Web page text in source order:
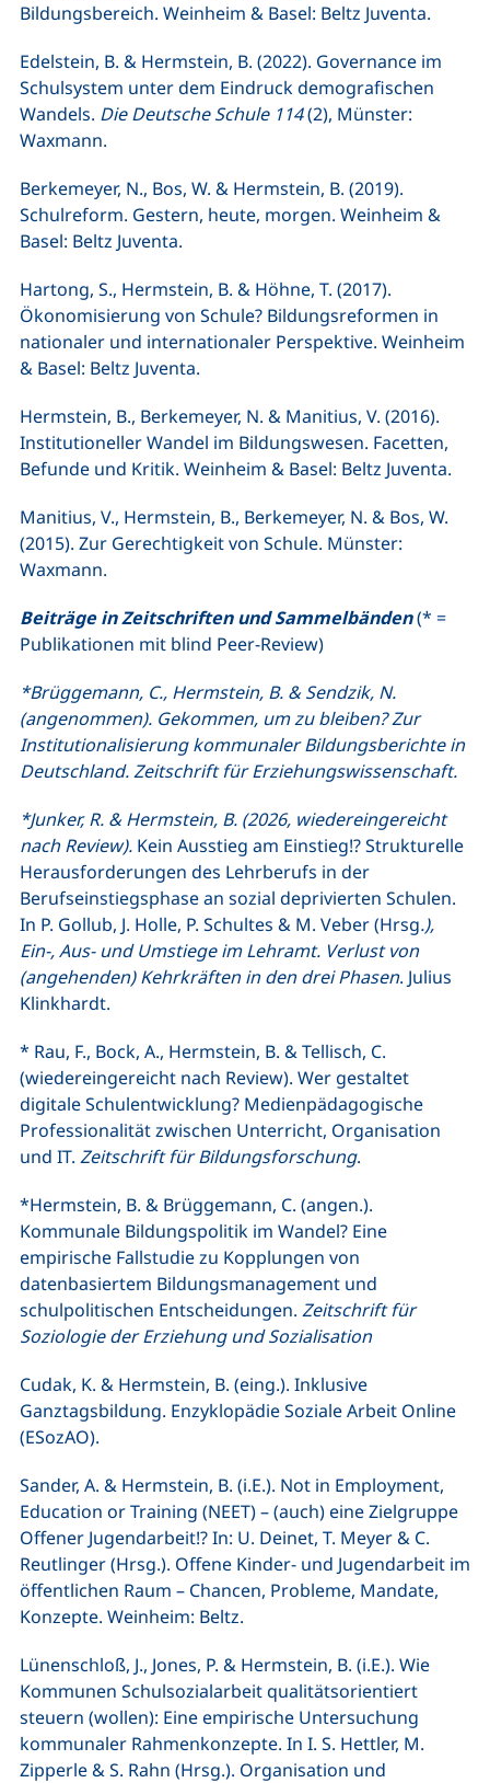
Bildungsbereich. Weinheim & Basel: Beltz Juventa.
Edelstein, B. & Hermstein, B. (2022). Governance im
Schulsystem unter dem Eindruck demografischen
Wandels. Die Deutsche Schule 114(2), Münster:
Waxmann.
Berkemeyer, N., Bos, W. & Hermstein, B. (2019).
Schulreform. Gestern, heute, morgen. Weinheim &
Basel: Beltz Juventa.
Hartong, S., Hermstein, B. & Höhne, T. (2017).
Ökonomisierung von Schule? Bildungsreformen in
nationaler und internationaler Perspektive. Weinheim
& Basel: Beltz Juventa.
Hermstein, B., Berkemeyer, N. & Manitius, V. (2016).
Institutioneller Wandel im Bildungswesen. Facetten,
Befunde und Kritik. Weinheim & Basel: Beltz Juventa.
Manitius, V., Hermstein, B., Berkemeyer, N. & Bos, W.
(2015). Zur Gerechtigkeit von Schule. Münster:
Waxmann.
Beiträge in Zeitschriften und Sammelbänden(* =
Publikationen mit blind Peer-Review)
*Brüggemann, C., Hermstein, B. & Sendzik, N.
(angenommen). Gekommen, um zu bleiben? Zur
Institutionalisierung kommunaler Bildungsberichte in
Deutschland. Zeitschrift für Erziehungswissenschaft.
*Junker, R. & Hermstein, B. (2026, wiedereingereicht
nach Review). Kein Ausstieg am Einstieg!? Strukturelle
Herausforderungen des Lehrberufs in der
Berufseinstiegsphase an sozial deprivierten Schulen.
In P. Gollub, J. Holle, P. Schultes & M. Veber (Hrsg.),
Ein-, Aus- und Umstiege im Lehramt. Verlust von
(angehenden) Kehrkräften in den drei Phasen. Julius
Klinkhardt.
* Rau, F., Bock, A., Hermstein, B. & Tellisch, C.
(wiedereingereicht nach Review). Wer gestaltet
digitale Schulentwicklung? Medienpädagogische
Professionalität zwischen Unterricht, Organisation
und IT. Zeitschrift für Bildungsforschung.
*Hermstein, B. & Brüggemann, C. (angen.).
Kommunale Bildungspolitik im Wandel? Eine
empirische Fallstudie zu Kopplungen von
datenbasiertem Bildungsmanagement und
schulpolitischen Entscheidungen. Zeitschrift für
Soziologie der Erziehung und Sozialisation
Cudak, K. & Hermstein, B. (eing.). Inklusive
Ganztagsbildung. Enzyklopädie Soziale Arbeit Online
(ESozAO).
Sander, A. & Hermstein, B. (i.E.). Not in Employment,
Education or Training (NEET) – (auch) eine Zielgruppe
Offener Jugendarbeit!? In: U. Deinet, T. Meyer & C.
Reutlinger (Hrsg.). Offene Kinder- und Jugendarbeit im
öffentlichen Raum – Chancen, Probleme, Mandate,
Konzepte. Weinheim: Beltz.
Lünenschloß, J., Jones, P. & Hermstein, B. (i.E.). Wie
Kommunen Schulsozialarbeit qualitätsorientiert
steuern (wollen): Eine empirische Untersuchung
kommunaler Rahmenkonzepte. In I. S. Hettler, M.
Zipperle & S. Rahn (Hrsg.). Organisation und